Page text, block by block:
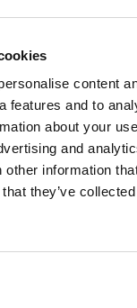
content
features and to
about your
and
information
they’ve
Många känner till
format men
och
består av.
artrik, både på
parkering
med ekar och
stora Råbäcks